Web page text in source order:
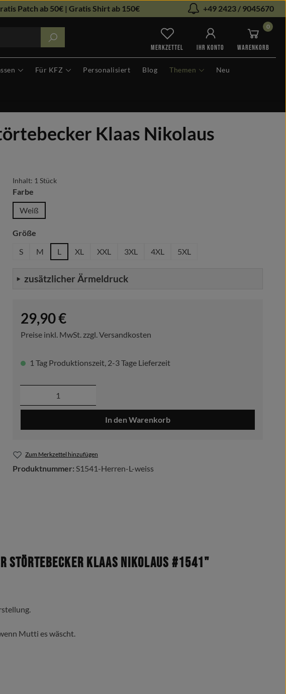
Patch ab 50€ | Gratis Shirt ab 150€ +49 2423 / 9045670
Du hast 0 Produkte auf dem
MERKZETTEL IHR KONTO
0
WARENKORB
Für KFZ Personalisiert Blog Themen
Neu
Klaas Nikolaus
Inhalt: 1 Stück
Farbeauswählen
Weiß
Größeauswählen
S
M L XL XXL 3XL 4XL 5XL
zusätzlicher Ärmeldruck
Regulärer Preis:
29,90 €
Preise inkl. MwSt. zzgl. Versandkosten
1 Tag Produktionszeit, 2-3 Tage Lieferzeit
Produkt Anzahl: Gib den gewünschten Wert ein
In den Warenkorb
Zum Merkzettel hinzufügen
Produktnummer: S1541-Herren-L-weiss
Klaas Nikolaus #1541"
Mutti es wäscht.